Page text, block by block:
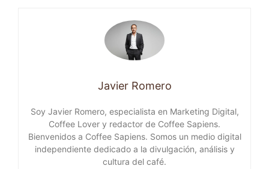
Javier Romero
Soy Javier Romero, especialista en Marketing Digital,
Coffee Lover y redactor de Coffee Sapiens.
Bienvenidos a Coffee Sapiens. Somos un medio digital
independiente dedicado a la divulgación, análisis y
cultura del café.